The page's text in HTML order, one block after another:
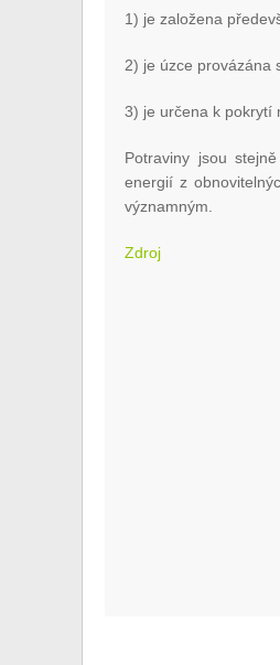
1) je založena
2) je úzce provázána
3) je určena k pokrytí
Potraviny jsou
energií z
významným.
Zdroj